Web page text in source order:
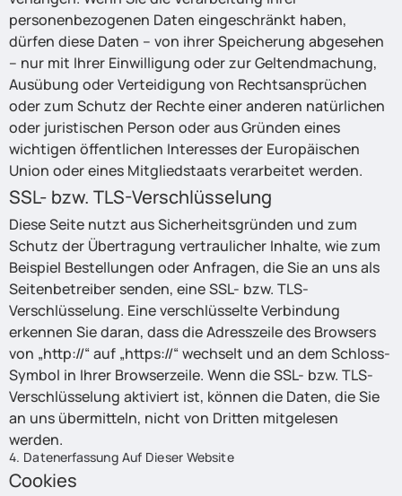
personenbezogenen Daten eingeschränkt haben,
dürfen diese Daten – von ihrer Speicherung abgesehen
– nur mit Ihrer Einwilligung oder zur Geltendmachung,
Ausübung oder Verteidigung von Rechtsansprüchen
oder zum Schutz der Rechte einer anderen natürlichen
oder juristischen Person oder aus Gründen eines
wichtigen öffentlichen Interesses der Europäischen
Union oder eines Mitgliedstaats verarbeitet werden.
SSL- bzw. TLS-Verschlüsselung
Diese Seite nutzt aus Sicherheitsgründen und zum
Schutz der Übertragung vertraulicher Inhalte, wie zum
Beispiel Bestellungen oder Anfragen, die Sie an uns als
Seitenbetreiber senden, eine SSL- bzw. TLS-
Verschlüsselung. Eine verschlüsselte Verbindung
erkennen Sie daran, dass die Adresszeile des Browsers
von „http://“ auf „https://“ wechselt und an dem Schloss-
Symbol in Ihrer Browserzeile. Wenn die SSL- bzw. TLS-
Verschlüsselung aktiviert ist, können die Daten, die Sie
an uns übermitteln, nicht von Dritten mitgelesen
werden.
4. Datenerfassung Auf Dieser Website
Cookies